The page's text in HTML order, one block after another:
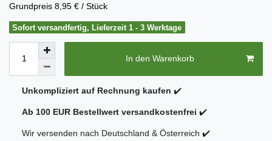
Grundpreis 8,95 € / Stück
Sofort versandfertig, Lieferzeit 1 - 3 Werktage
In den Warenkorb
Unkompliziert auf Rechnung kaufen ✔️
Ab 100 EUR Bestellwert versandkostenfrei ✔️
Wir versenden nach Deutschland & Österreich ✔️